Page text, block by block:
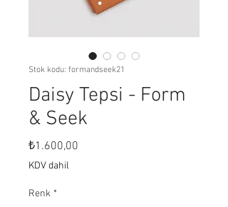
Stok kodu: formandseek21
Daisy Tepsi - Form
& Seek
₺1.600,00
KDV dahil
Renk *